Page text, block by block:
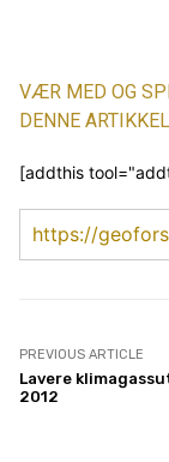
VÆR MED OG
DENNE
[addthis
https://
PREVIOUS ARTICLE
Lavere
2012